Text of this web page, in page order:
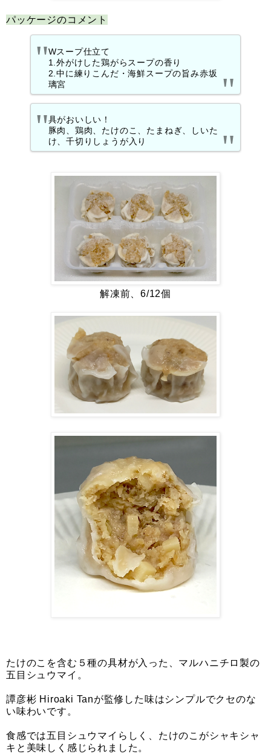
パッケージのコメント
Wスープ仕立て
1.外がけした鶏がらスープの香り
2.中に練りこんだ・海鮮スープの旨み赤坂
璃宮
具がおいしい！
豚肉、鶏肉、たけのこ、たまねぎ、しいた
け、千切りしょうが入り
解凍前、6/12個
たけのこを含む５種の具材が入った、マルハニチロ製の
五目シュウマイ。
譚彦彬 Hiroaki Tanが監修した味はシンプルでクセのな
い味わいです。
食感では五目シュウマイらしく、たけのこがシャキシャ
キと美味しく感じられました。